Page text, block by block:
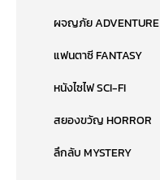
ผจญภัย ADVENTURE
แฟนตาซี FANTASY
หนังไซไฟ SCI-FI
สยองขวัญ HORROR
ลึกลับ MYSTERY